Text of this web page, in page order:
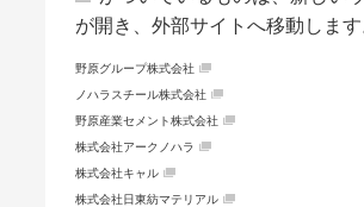
が開き、外部サイトへ移動します
野原グループ株式会社
ノハラスチール株式会社
野原産業セメント株式会社
株式会社アークノハラ
株式会社キャル
株式会社日東紡マテリアル